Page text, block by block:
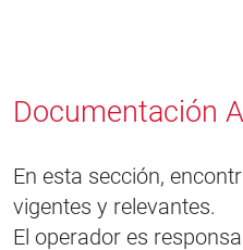
Documentación
En esta sección,
vigentes y relevantes.
El operador es